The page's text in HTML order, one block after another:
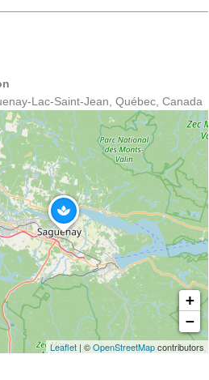
Lac-Saint-Jean, Québec, Canada
+
−
Leaflet| ©OpenStreetMapcontributors